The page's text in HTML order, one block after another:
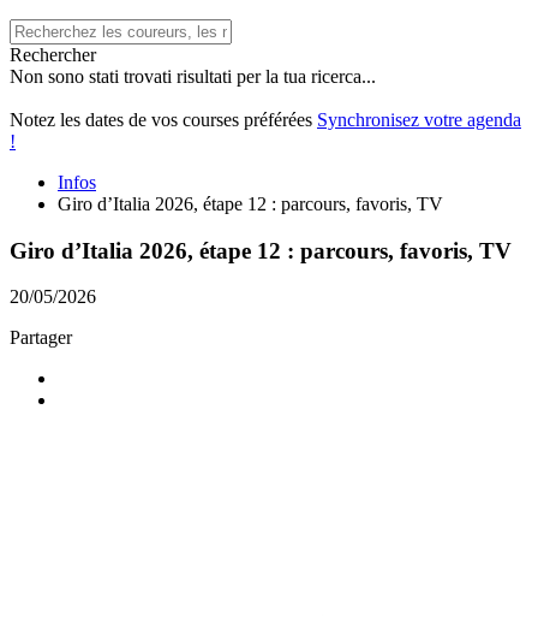
Rechercher
Non sono stati trovati risultati per la tua ricerca...
Notez les dates de vos courses préférées Synchronisez votre agenda
!
Infos
Giro d’Italia 2026, étape 12 : parcours, favoris, TV
Giro d’Italia 2026, étape 12 : parcours, favoris, TV
20/05/2026
Partager